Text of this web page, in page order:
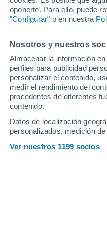
oponerte. Para ello, puede
"Configurar" o en nuestra
Nosotros y nuestros
Almacenar la información
perfiles para publicidad
personalizar el contenido,
medir el rendimiento del
procedentes de diferentes
contenido.
Datos de localización
personalizados, medición
Ver nuestros 1199 socios
Predicción por